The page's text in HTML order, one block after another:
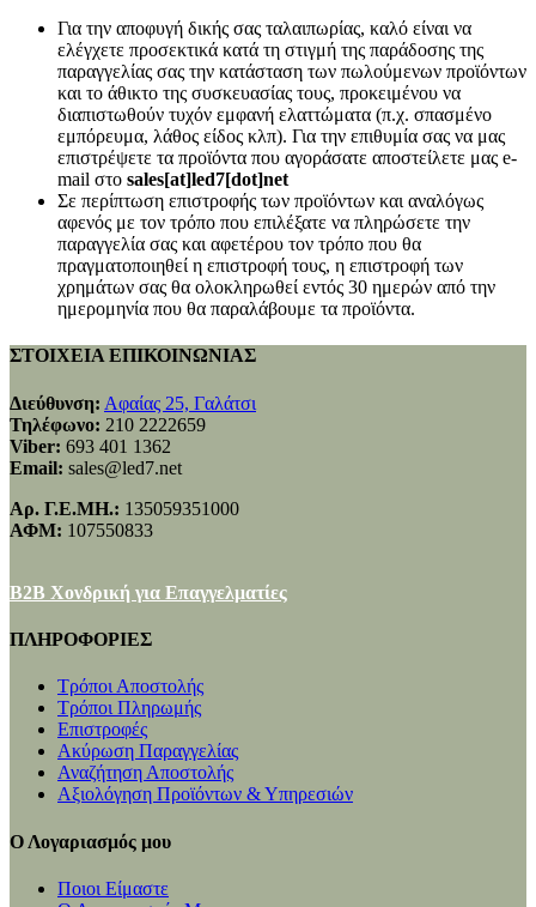
Για την αποφυγή δικής σας ταλαιπωρίας, καλό είναι να
ελέγχετε προσεκτικά κατά τη στιγμή της παράδοσης της
παραγγελίας σας την κατάσταση των πωλούμενων προϊόντων
και το άθικτο της συσκευασίας τους, προκειμένου να
διαπιστωθούν τυχόν εμφανή ελαττώματα (π.χ. σπασμένο
εμπόρευμα, λάθος είδος κλπ). Για την επιθυμία σας να μας
επιστρέψετε τα προϊόντα που αγοράσατε αποστείλετε μας e-
mail στο sales[at]led7[dot]net
Σε περίπτωση επιστροφής των προϊόντων και αναλόγως
αφενός με τον τρόπο που επιλέξατε να πληρώσετε την
παραγγελία σας και αφετέρου τον τρόπο που θα
πραγματοποιηθεί η επιστροφή τους, η επιστροφή των
χρημάτων σας θα ολοκληρωθεί εντός 30 ημερών από την
ημερομηνία που θα παραλάβουμε τα προϊόντα.
ΣΤΟΙΧΕΙΑ ΕΠΙΚΟΙΝΩΝΙΑΣ
Διεύθυνση: Αφαίας 25, Γαλάτσι
Τηλέφωνο: 210 2222659
Viber: 693 401 1362
Email: sales@led7.net
Αρ. Γ.Ε.ΜΗ.: 135059351000
ΑΦΜ: 107550833
B2B Χονδρική για Επαγγελματίες
ΠΛΗΡΟΦΟΡΙΕΣ
Τρόποι Αποστολής
Τρόποι Πληρωμής
Επιστροφές
Ακύρωση Παραγγελίας
Αναζήτηση Αποστολής
Αξιολόγηση Προϊόντων & Υπηρεσιών
Ο Λογαριασμός μου
Ποιοι Είμαστε